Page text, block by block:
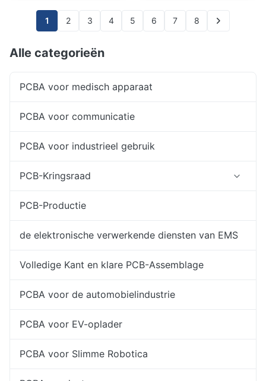
1 2 3 4 5 6 7 8
Alle categorieën
PCBA voor medisch apparaat
PCBA voor communicatie
PCBA voor industrieel gebruik
PCB-Kringsraad
PCB-Productie
de elektronische verwerkende diensten van EMS
Volledige Kant en klare PCB-Assemblage
PCBA voor de automobielindustrie
PCBA voor EV-oplader
PCBA voor Slimme Robotica